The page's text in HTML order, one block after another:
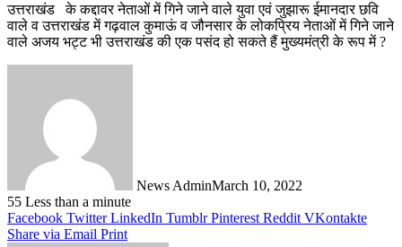
उत्तराखंड के कद्दावर नेताओं में गिने जाने वाले युवा एवं जुझारू ईमानदार छवि
वाले व उत्तराखंड में गढ़वाल कुमाऊं व जौनसार के लोकप्रिय नेताओं में गिने जाने
वाले अजय भट्ट भी उत्तराखंड की एक पसंद हो सकते हैं मुख्यमंत्री के रूप में ?
News AdminMarch 10, 2022
55 Less than a minute
Facebook Twitter LinkedIn Tumblr Pinterest Reddit VKontakte
Share via Email Print